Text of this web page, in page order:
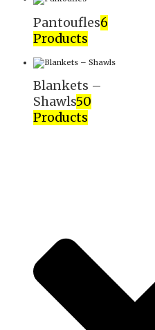
Pantoufles6
Products
Blankets –
Shawls50
Products